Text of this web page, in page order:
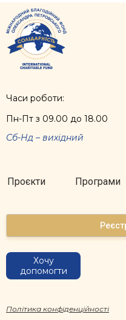
Часи роботи:
Пн-Пт з 09.00 до 18.00
Сб-Нд – вихідний
Проєкти Програми
Хочу
допомогти
Політика конфіденційності